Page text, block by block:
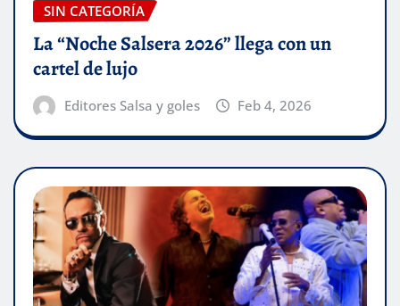
SIN CATEGORÍA
La “Noche Salsera 2026” llega con un
cartel de lujo
Editores Salsa y goles Feb 4, 2026